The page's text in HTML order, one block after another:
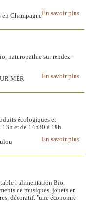
En savoir plus
en Champagne
naturopathie sur rendez-
En savoir plus
MER
écologiques et
et de 14h30 à 19h
En savoir plus
: alimentation Bio,
de musiques, jouets en
décoratif. "une économie